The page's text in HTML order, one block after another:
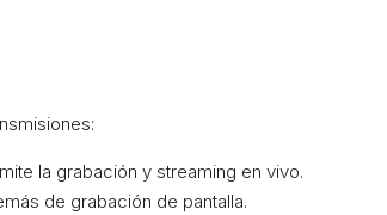
la grabación y streaming en vivo.
de grabación de pantalla.